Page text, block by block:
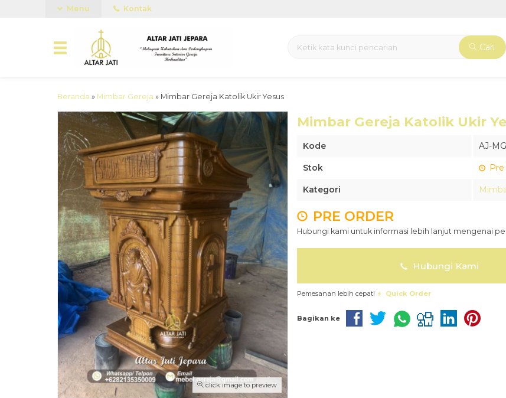
Menu Kontak
Cari
Beranda » Mimbar Gereja » Mimbar Gereja Katolik Ukir Yesus
click image to preview
Mimbar Gereja Katolik Ukir
Kode AJ-
Stok
Kategori
PRE ORDER
Hubungi kami untuk informasi lebih lanjut mengenai
Hubungi Kami
Pemesanan lebih cepat! Quick Order
Bagikan ke